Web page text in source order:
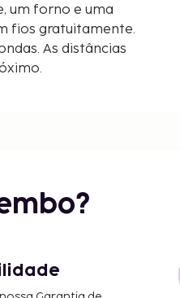
um forno e uma
fios gratuitamente.
As distâncias